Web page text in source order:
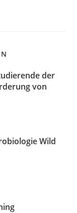
der
von
Wild